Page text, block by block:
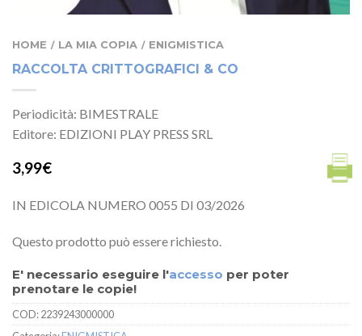
HOME / LA MIA COPIA / ENIGMISTICA
RACCOLTA CRITTOGRAFICI & CO
Periodicità: BIMESTRALE
Editore: EDIZIONI PLAY PRESS SRL
3,99€
IN EDICOLA NUMERO 0055 DI 03/2026
Questo prodotto può essere richiesto.
E' necessario eseguire l'accesso per poter
prenotare le copie!
COD:2239243000000